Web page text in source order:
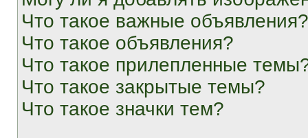
Что такое важные объявления?
Что такое объявления?
Что такое прилепленные
Что такое закрытые темы?
Что такое значки тем?